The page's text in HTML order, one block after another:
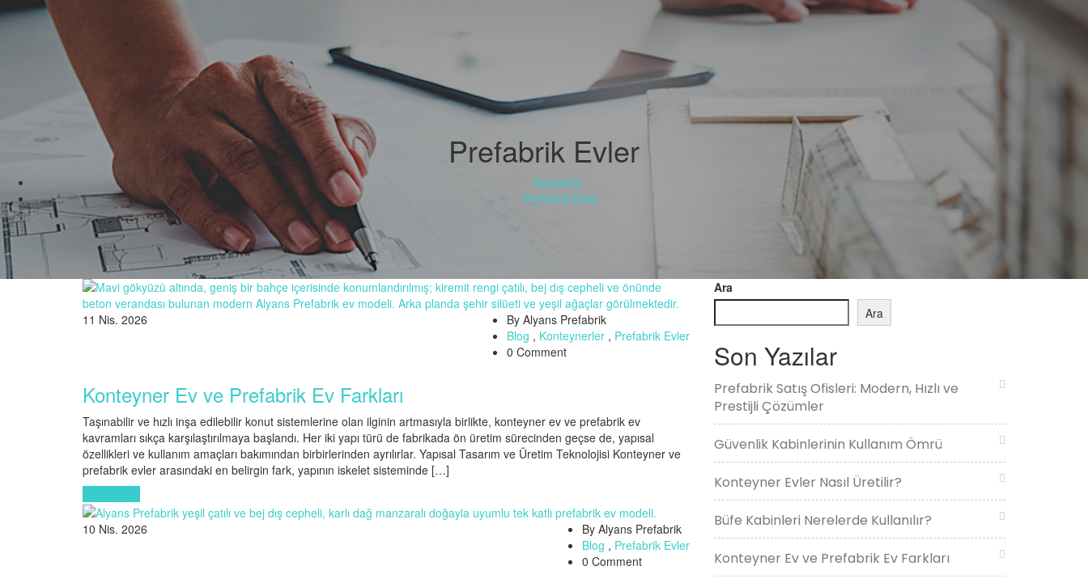
Prefabrik Evler
Anasayfa
Prefabrik Evler
11 Nis. 2026
By Alyans Prefabrik
Blog , Konteynerler , Prefabrik Evler
0 Comment
Konteyner Ev ve Prefabrik Ev Farkları
Taşınabilir ve hızlı inşa edilebilir konut sistemlerine olan ilginin artmasıyla birlikte, konteyner ev ve prefabrik ev
kavramları sıkça karşılaştırılmaya başlandı. Her iki yapı türü de fabrikada ön üretim sürecinden geçse de, yapısal
özellikleri ve kullanım amaçları bakımından birbirlerinden ayrılırlar. Yapısal Tasarım ve Üretim Teknolojisi Konteyner ve
prefabrik evler arasındaki en belirgin fark, yapının iskelet sisteminde […]
10 Nis. 2026
By Alyans Prefabrik
Blog , Prefabrik Evler
0 Comment
Ara
Ara
Son Yazılar
Prefabrik Satış Ofisleri: Modern, Hızlı ve
Prestijli Çözümler
Güvenlik Kabinlerinin Kullanım Ömrü
Konteyner Evler Nasıl Üretilir?
Büfe Kabinleri Nerelerde Kullanılır?
Konteyner Ev ve Prefabrik Ev Farkları